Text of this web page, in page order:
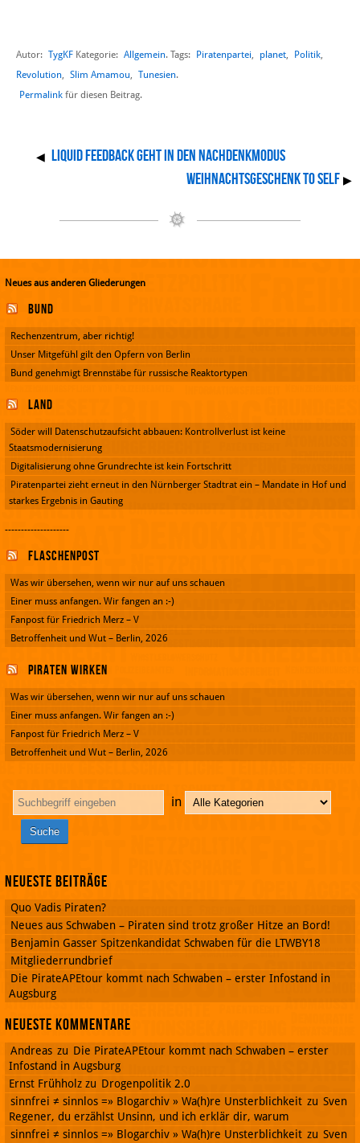
Autor: TygKF Kategorie: Allgemein. Tags: Piratenpartei, planet, Politik,
Revolution, Slim Amamou, Tunesien.
Permalink für diesen Beitrag.
◀ Liquid Feedback geht in den Nachdenkmodus
Weihnachtsgeschenk to self ▶
Neues aus anderen Gliederungen
Bund
Rechenzentrum, aber richtig!
Unser Mitgefühl gilt den Opfern von Berlin
Bund genehmigt Brennstäbe für russische Reaktortypen
Land
Söder will Datenschutzaufsicht abbauen: Kontrollverlust ist keine
Staatsmodernisierung
Digitalisierung ohne Grundrechte ist kein Fortschritt
Piratenpartei zieht erneut in den Nürnberger Stadtrat ein – Mandate in Hof und
starkes Ergebnis in Gauting
--------------------
Flaschenpost
Was wir übersehen, wenn wir nur auf uns schauen
Einer muss anfangen. Wir fangen an :-)
Fanpost für Friedrich Merz – V
Betroffenheit und Wut – Berlin, 2026
Piraten wirken
Was wir übersehen, wenn wir nur auf uns schauen
Einer muss anfangen. Wir fangen an :-)
Fanpost für Friedrich Merz – V
Betroffenheit und Wut – Berlin, 2026
in
Neueste Beiträge
Quo Vadis Piraten?
Neues aus Schwaben – Piraten sind trotz großer Hitze an Bord!
Benjamin Gasser Spitzenkandidat Schwaben für die LTWBY18
Mitgliederrundbrief
Die PirateAPEtour kommt nach Schwaben – erster Infostand in
Augsburg
Neueste Kommentare
Andreas zu Die PirateAPEtour kommt nach Schwaben – erster
Infostand in Augsburg
Ernst Frühholz zu Drogenpolitik 2.0
sinnfrei ≠ sinnlos =» Blogarchiv » Wa(h)re Unsterblichkeit zu Sven
Regener, du erzählst Unsinn, und ich erklär dir, warum
sinnfrei ≠ sinnlos =» Blogarchiv » Wa(h)re Unsterblichkeit zu Sven